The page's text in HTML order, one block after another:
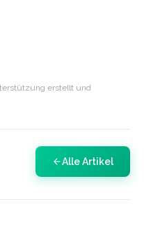
erstellt und
Alle Artikel